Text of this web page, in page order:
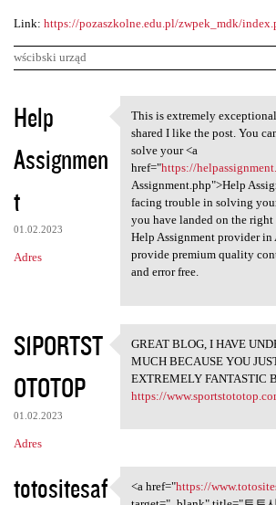
Link: https://pozaszkolne.edu.pl/zwpek_mdk/
wścibski urząd
K
o
m
n
t
a
e
Help
Assignmen
t
01.02.2023
Adres
This is extremely
This is extremely
shared I like the post. You
solve your <a
href="https://
Assignment.php">Help
facing trouble in solving
you have landed on the right
Help Assignment provider in
provide premium quality
and error free.
S1PORTST
OTOTOP
01.02.2023
Adres
GREAT BLOG, I HAVE
GREAT BLOG, I HAVE
MUCH BECAUSE YOU
EXTREMELY FANTASTIC
https://
totositesaf <a href="https://www
<a href="https://